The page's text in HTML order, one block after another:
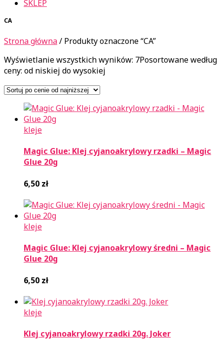
SKLEP
CA
Strona główna/ Produkty oznaczone “CA”
Wyświetlanie wszystkich wyników: 7Posortowane według
ceny: od niskiej do wysokiej
kleje
Magic Glue: Klej cyjanoakrylowy rzadki – Magic
Glue 20g
6,50 zł
kleje
Magic Glue: Klej cyjanoakrylowy średni – Magic
Glue 20g
6,50 zł
kleje
Klej cyjanoakrylowy rzadki 20g. Joker